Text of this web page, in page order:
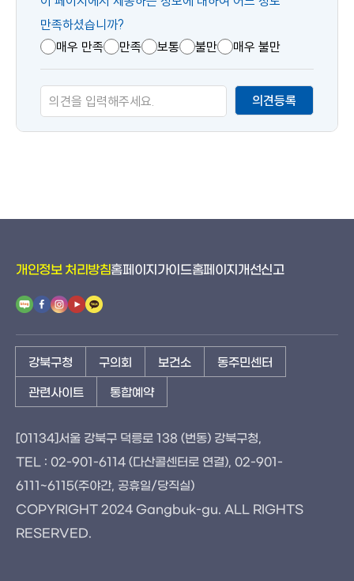
텐
츠
만
족
도
만족하셨습니까?
매우 만족
만족 보통 불만 매우 불만
의견등록
개인정보 처리방침홈페이지가이드홈페이지개선신고
강북구청 구의회 보건소 동주민센터
관련사이트 통합예약
[01134]서울 강북구 덕릉로 138 (번동) 강북구청,
TEL : 02-901-6114 (다산콜센터로 연결), 02-901-
6111~6115(주야간, 공휴일/당직실)
COPYRIGHT 2024 Gangbuk-gu. ALL RIGHTS
RESERVED.